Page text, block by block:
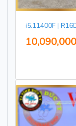
i5.11400F |